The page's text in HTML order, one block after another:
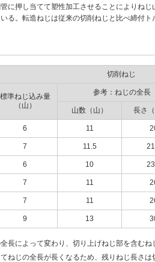
に押し当てて塑性加工させることによりね
る。転造ねじは従来の切削ねじと比べ締付
切削ねじ
標準ねじ込み量
（山）
参考：ねじの全長
山数（山） 長さ（
6 11
7 11.5
6 10
7 11
7 11
9 13
長によって変わり、切り上げねじ部を含む
ねじの全長が長くなるため、残りねじ長さは